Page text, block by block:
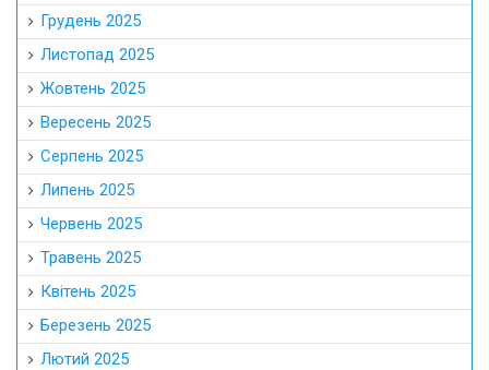
Грудень 2025
Листопад 2025
Жовтень 2025
Вересень 2025
Серпень 2025
Липень 2025
Червень 2025
Травень 2025
Квітень 2025
Березень 2025
Лютий 2025